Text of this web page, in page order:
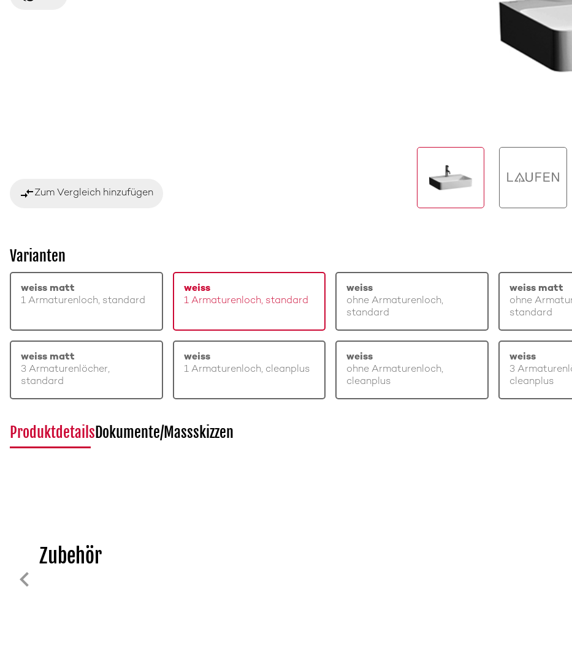
compare_arrowsZum Vergleich hinzufügen
Varianten
weiss matt
1 Armaturenloch, standard
weiss
1 Armaturenloch, standard
weiss
ohne Armaturenloch,
standard
weiss matt
ohne
standard
weiss matt
3 Armaturenlöcher,
standard
weiss
1 Armaturenloch, cleanplus
weiss
ohne Armaturenloch,
cleanplus
weiss
3
cleanplus
ProduktdetailsDokumente/Massskizzen
Zubehör